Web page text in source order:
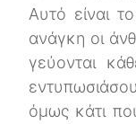
Αυτό είναι
ανάγκη οι
γεύονται
όμως κάτι